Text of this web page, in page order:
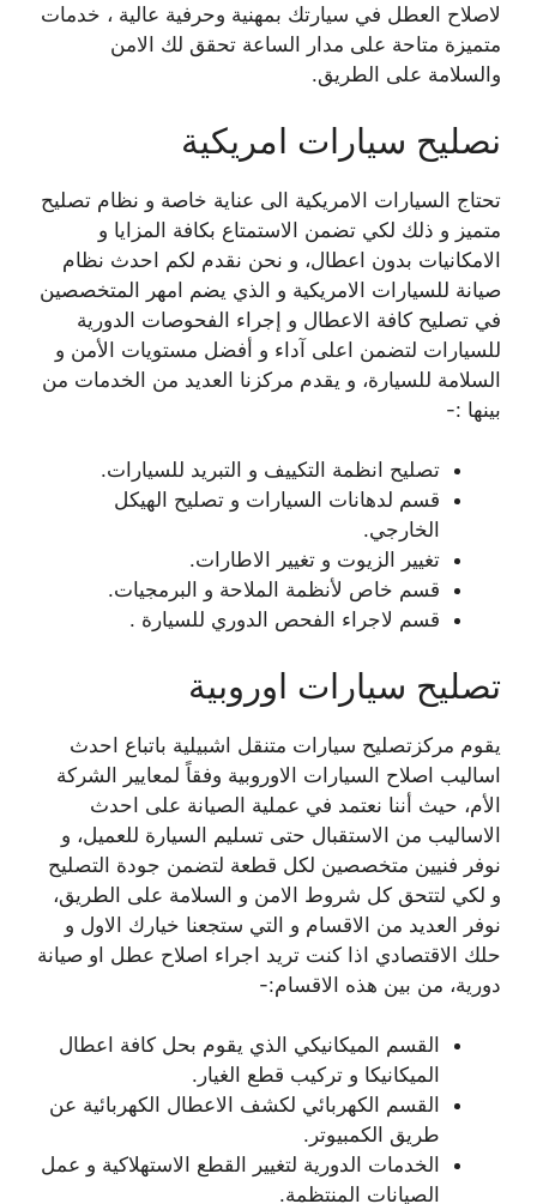
لاصلاح العطل في سيارتك بمهنية وحرفية عالية ، خدمات
متميزة متاحة على مدار الساعة تحقق لك الامن
والسلامة على الطريق.
نصليح سيارات امريكية
تحتاج السيارات الامريكية الى عناية خاصة و نظام تصليح
متميز و ذلك لكي تضمن الاستمتاع بكافة المزايا و
الامكانيات بدون اعطال، و نحن نقدم لكم احدث نظام
صيانة للسيارات الامريكية و الذي يضم امهر المتخصصين
في تصليح كافة الاعطال و إجراء الفحوصات الدورية
للسيارات لتضمن اعلى آداء و أفضل مستويات الأمن و
السلامة للسيارة، و يقدم مركزنا العديد من الخدمات من
بينها :-
تصليح انظمة التكييف و التبريد للسيارات.
قسم لدهانات السيارات و تصليح الهيكل
الخارجي.
تغيير الزيوت و تغيير الاطارات.
قسم خاص لأنظمة الملاحة و البرمجيات.
قسم لاجراء الفحص الدوري للسيارة .
تصليح سيارات اوروبية
يقوم مركزتصليح سيارات متنقل اشبيلية باتباع احدث
اساليب اصلاح السيارات الاوروبية وفقاً لمعايير الشركة
الأم، حيث أننا نعتمد في عملية الصيانة على احدث
الاساليب من الاستقبال حتى تسليم السيارة للعميل، و
نوفر فنيين متخصصين لكل قطعة لتضمن جودة التصليح
و لكي لتتحق كل شروط الامن و السلامة على الطريق،
نوفر العديد من الاقسام و التي ستجعنا خيارك الاول و
حلك الاقتصادي اذا كنت تريد اجراء اصلاح عطل او صيانة
دورية، من بين هذه الاقسام:-
القسم الميكانيكي الذي يقوم بحل كافة اعطال
الميكانيكا و تركيب قطع الغيار.
القسم الكهربائي لكشف الاعطال الكهربائية عن
طريق الكمبيوتر.
الخدمات الدورية لتغيير القطع الاستهلاكية و عمل
الصيانات المنتظمة.